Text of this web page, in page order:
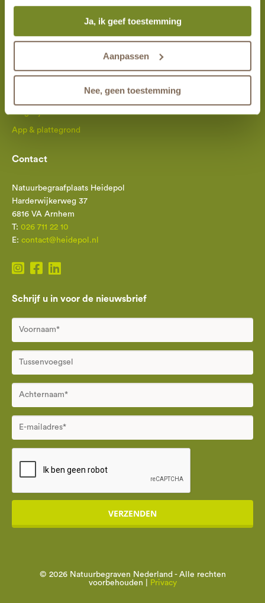
altijd mogelijk om je toestemming te veranderen. Alle
marketingprestaties worden geanalyseerd, zodat we
onze gasten nog beter kunnen helpen. Wil je meer weten
over het gebruik van cookies? Bekijk dan de andere
Ja, ik geef toestemming
Aanpassen
Nee, geen toestemming
Reserveer op afstand
Mogelijkheden en tarieven
App & plattegrond
Contact
Natuurbegraafplaats Heidepol
Harderwijkerweg 37
6816 VA Arnhem
T: 026 711 22 10
E: contact@heidepol.nl
Schrijf u in voor de nieuwsbrief
VERZENDEN
© 2026 Natuurbegraven Nederland - Alle rechten
voorbehouden |
Privacy